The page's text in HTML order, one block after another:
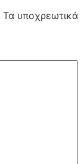
Τα υποχρεωτικά